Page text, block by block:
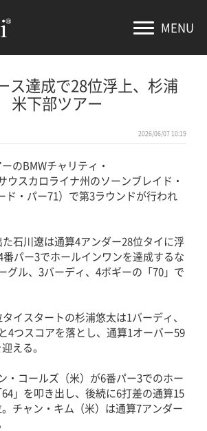
MENU
ス達成で28位浮上、杉浦
下部ツアー
2026/06/07 10:19
のBMWチャリティ・
ウスカロライナ州のソーンブレイド・
ド・パー71）で第3ラウンドが行われ
石川遼は通算4アンダー28位タイに浮
番パー3でホールインワンを達成するな
グル、3バーディ、4ボギーの「70」で
イスタートの杉浦悠太は1バーディ、
4つスコアを落とし、通算1オーバー59
える。
・コールズ（米）が6番パー3でのホー
」を叩き出し、後続に6打差の通算15
チャン・キム（米）は通算7アンダー